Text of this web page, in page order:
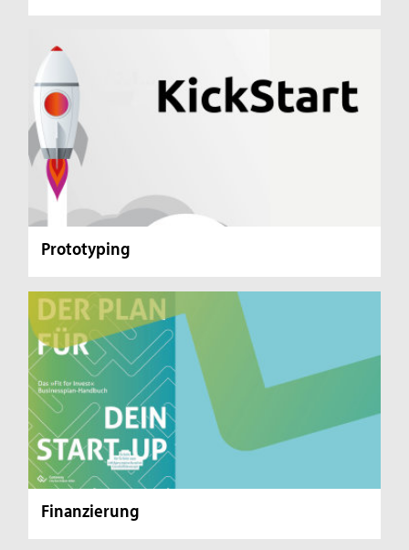
Prototyping
Finanzierung